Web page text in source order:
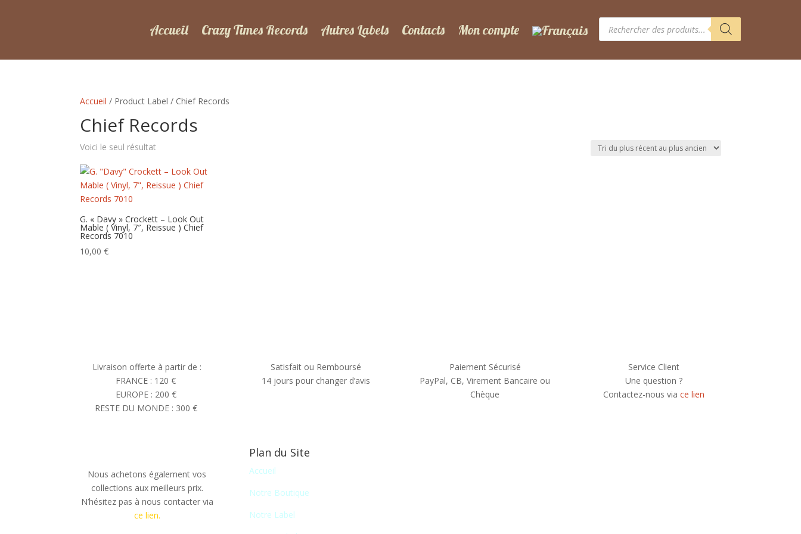
Accueil Crazy Times Records Autres Labels Contacts Mon compte
Recherche
produits
Accueil / Product Label / Chief Records
Chief Records
Voici le seul résultat
G. « Davy » Crockett – Look Out
Mable ( Vinyl, 7″, Reissue ) Chief
Records 7010
10,00€
Livraison offerte à partir de :
FRANCE : 120 €
EUROPE : 200 €
RESTE DU MONDE : 300 €
Satisfait ou Remboursé
14 jours pour changer d’avis
Paiement Sécurisé
PayPal, CB, Virement Bancaire ou
Chèque
Service Client
Une question ?
Contactez-nous viace lien
Nous achetons également vos
collections aux meilleurs prix.
N’hésitez pas à nous contacter via
ce lien.
Plan du Site
Accueil
Notre Boutique
Notre Label